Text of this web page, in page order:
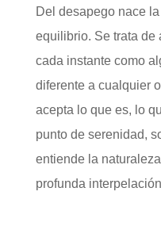
Del desapego nace
equilibrio. Se trata de
cada instante como
diferente a cualquier
acepta lo que es, lo
punto de serenidad,
entiende la
profunda